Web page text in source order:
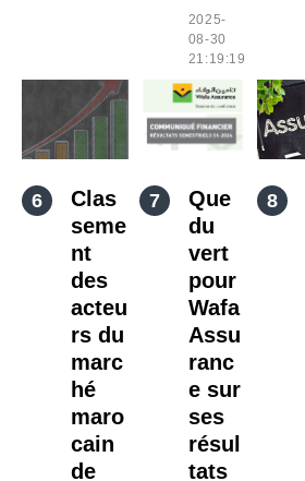
2025-
08-30
21:19:19
Clas
seme
nt
des
acteu
rs du
marc
hé
maro
cain
de
Que
du
vert
pour
Wafa
Assu
ranc
e sur
ses
résul
tats